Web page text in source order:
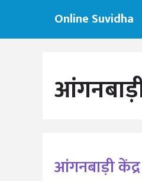
Online Suvidha
आंगनबाड़ी